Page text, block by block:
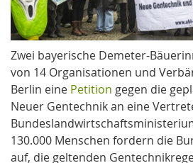
Zwei bayerische Demeter-
von 14 Organisationen und
Berlin eine Petition gegen die
Neuer Gentechnik an eine
130.000 Menschen fordern die
auf, die geltenden